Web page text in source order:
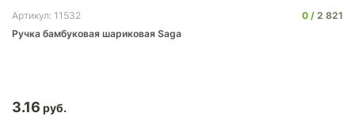
Артикул: 11532 0
2 821
Ручка бамбуковая шариковая Saga
3.16